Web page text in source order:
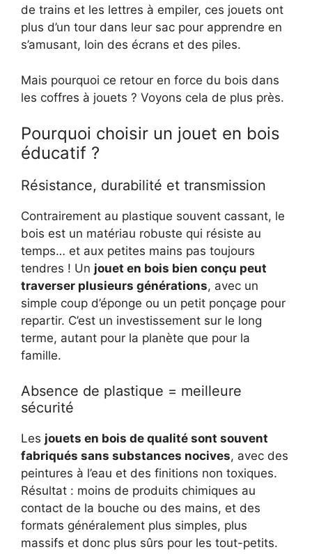
de trains et les lettres à empiler, ces jouets ont
plus d’un tour dans leur sac pour apprendre en
s’amusant, loin des écrans et des piles.
Mais pourquoi ce retour en force du bois dans
les coffres à jouets ? Voyons cela de plus près.
Pourquoi choisir un jouet en bois
éducatif ?
Résistance, durabilité et transmission
Contrairement au plastique souvent cassant, le
bois est un matériau robuste qui résiste au
temps… et aux petites mains pas toujours
tendres ! Un jouet en bois bien conçu peut
traverser plusieurs générations, avec un
simple coup d’éponge ou un petit ponçage pour
repartir. C’est un investissement sur le long
terme, autant pour la planète que pour la
famille.
Absence de plastique = meilleure
sécurité
Les jouets en bois de qualité sont souvent
fabriqués sans substances nocives, avec des
peintures à l’eau et des finitions non toxiques.
Résultat : moins de produits chimiques au
contact de la bouche ou des mains, et des
formats généralement plus simples, plus
massifs et donc plus sûrs pour les tout-petits.